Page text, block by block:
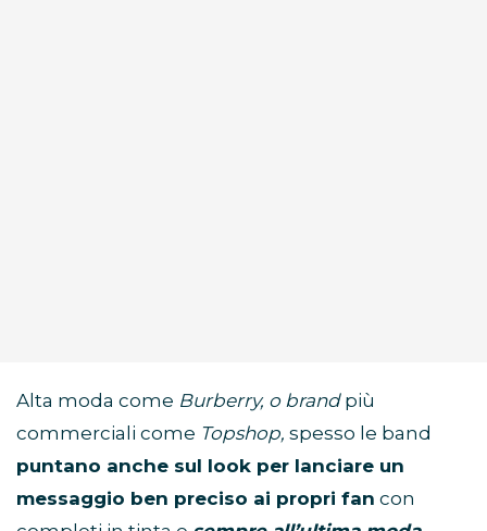
Alta moda come Burberry, o brand più
commerciali come Topshop, spesso le band
puntano anche sul look per lanciare un
messaggio ben preciso ai propri fan con